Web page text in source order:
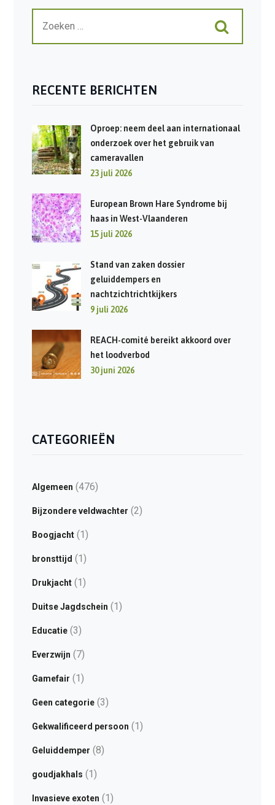
RECENTE BERICHTEN
Oproep: neem deel aan internationaal
onderzoek over het gebruik van
cameravallen
23 juli 2026
European Brown Hare Syndrome bij
haas in West-Vlaanderen
15 juli 2026
Stand van zaken dossier
geluiddempers en
nachtzichtrichtkijkers
9 juli 2026
REACH-comité bereikt akkoord over
het loodverbod
30 juni 2026
CATEGORIEËN
Algemeen (476)
Bijzondere veldwachter (2)
Boogjacht(1)
bronsttijd (1)
Drukjacht(1)
Duitse Jagdschein (1)
Educatie(3)
Everzwijn (7)
Gamefair (1)
Geen categorie(3)
Gekwalificeerd persoon (1)
Geluiddemper (8)
goudjakhals (1)
Invasieve exoten (1)